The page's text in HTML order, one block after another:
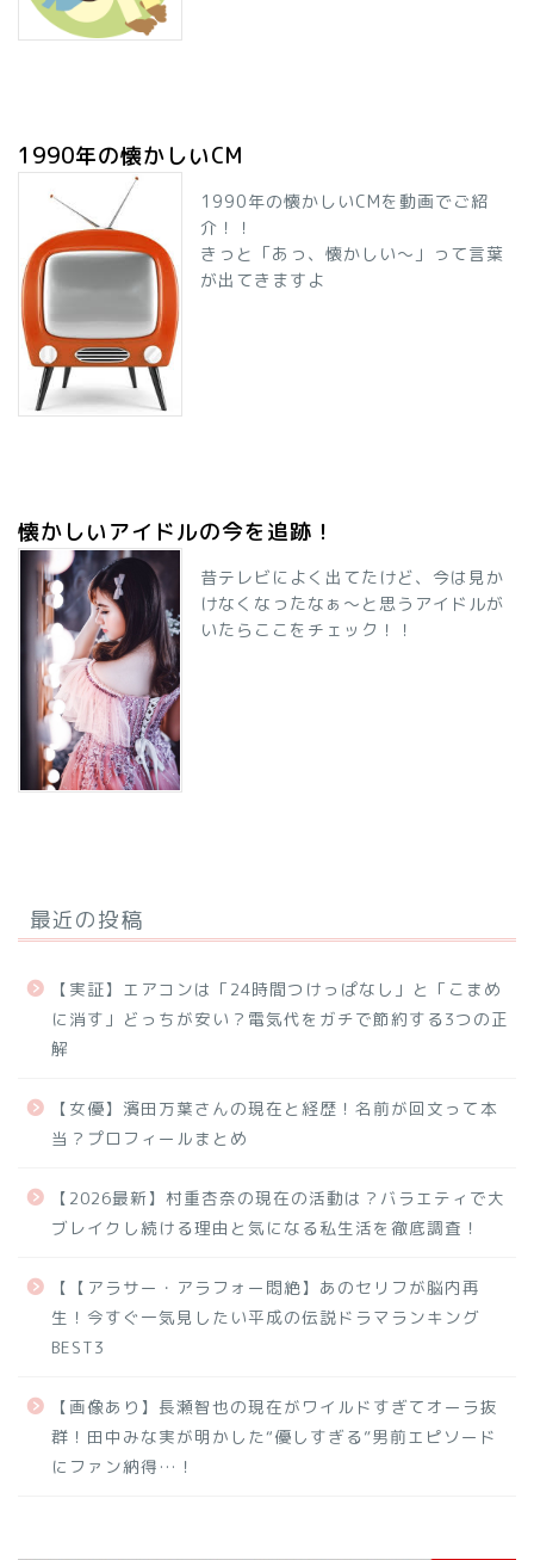
1990年の懐かしいCM
1990年の懐かしいCMを動画でご紹
介！！
きっと「あっ、懐かしい～」って言葉
が出てきますよ
懐かしいアイドルの今を追跡！
昔テレビによく出てたけど、今は見か
けなくなったなぁ～と思うアイドルが
いたらここをチェック！！
最近の投稿
【実証】エアコンは「24時間つけっぱなし」と「こまめ
に消す」どっちが安い？電気代をガチで節約する3つの正
解
【女優】濱田万葉さんの現在と経歴！名前が回文って本
当？プロフィールまとめ
【2026最新】村重杏奈の現在の活動は？バラエティで大
ブレイクし続ける理由と気になる私生活を徹底調査！
【【アラサー・アラフォー悶絶】あのセリフが脳内再
生！今すぐ一気見したい平成の伝説ドラマランキング
BEST3
【画像あり】長瀬智也の現在がワイルドすぎてオーラ抜
群！田中みな実が明かした“優しすぎる”男前エピソード
にファン納得…！